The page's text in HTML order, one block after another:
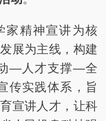
家精神宣讲为核
展为主线，构建
—人才支撑—全
传实践体系，旨
宣讲人才，让科